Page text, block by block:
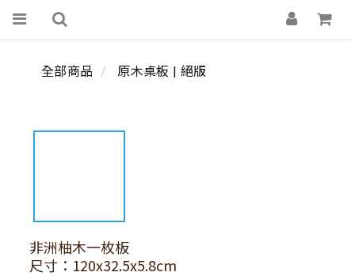
全部商品 原木桌板 | 絕版
非洲柚木一枚板
尺寸：120x32.5x5.8cm